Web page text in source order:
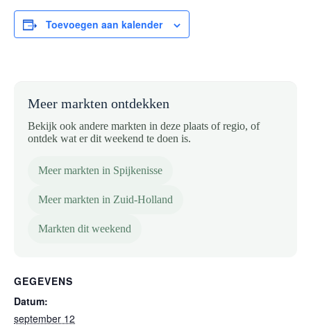
Toevoegen aan kalender
Meer markten ontdekken
Bekijk ook andere markten in deze plaats of regio, of
ontdek wat er dit weekend te doen is.
Meer markten in Spijkenisse
Meer markten in Zuid-Holland
Markten dit weekend
GEGEVENS
Datum:
september 12